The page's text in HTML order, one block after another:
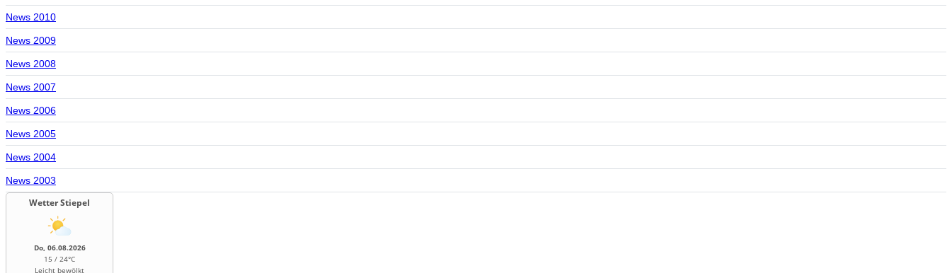
News 2010
News 2009
News 2008
News 2007
News 2006
News 2005
News 2004
News 2003
Wetter Stiepel
Do, 06.08.2026
15 / 24°C
Leicht bewölkt